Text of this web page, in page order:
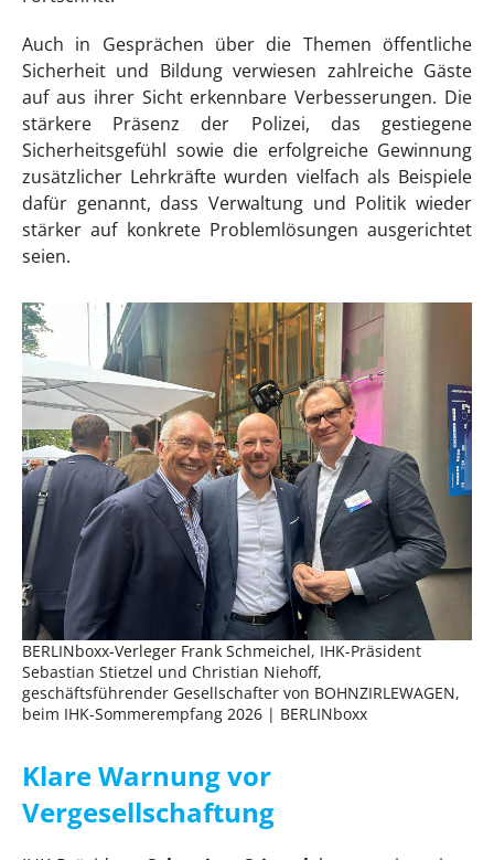
Auch in Gesprächen über die Themen öffentliche
Sicherheit und Bildung verwiesen zahlreiche Gäste
auf aus ihrer Sicht erkennbare Verbesserungen. Die
stärkere Präsenz der Polizei, das gestiegene
Sicherheitsgefühl sowie die erfolgreiche Gewinnung
zusätzlicher Lehrkräfte wurden vielfach als Beispiele
dafür genannt, dass Verwaltung und Politik wieder
stärker auf konkrete Problemlösungen ausgerichtet
seien.
BERLINboxx-Verleger Frank Schmeichel, IHK-Präsident
Sebastian Stietzel und Christian Niehoff,
geschäftsführender Gesellschafter von BOHNZIRLEWAGEN,
beim IHK-Sommerempfang 2026 | BERLINboxx
Klare Warnung vor
Vergesellschaftung